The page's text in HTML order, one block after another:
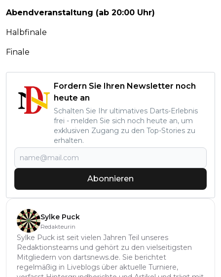
Abendveranstaltung (ab 20:00 Uhr)
Halbfinale
Finale
Fordern Sie Ihren Newsletter noch
heute an
Schalten Sie Ihr ultimatives Darts-Erlebnis
frei - melden Sie sich noch heute an, um
exklusiven Zugang zu den Top-Stories zu
erhalten.
Abonnieren
Sylke Puck
Redakteurin
Sylke Puck ist seit vielen Jahren Teil unseres
Redaktionsteams und gehört zu den vielseitigsten
Mitgliedern von dartsnews.de. Sie berichtet
regelmäßig in Liveblogs über aktuelle Turniere,